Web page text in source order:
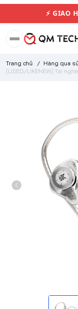
⚡
Trang chủ / Hàng qua
[USED/LIKENEW] Tai